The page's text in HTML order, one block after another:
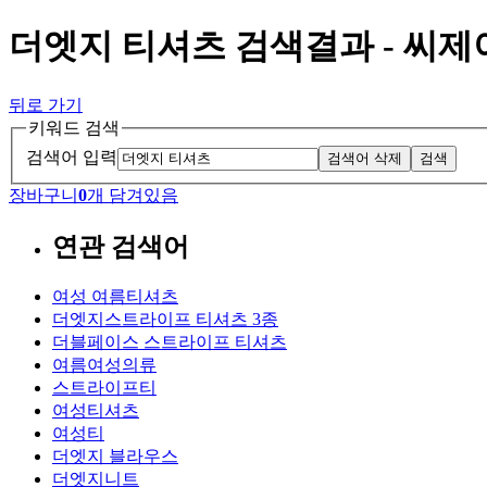
더엣지 티셔츠 검색결과 - 씨제
뒤로 가기
키워드 검색
검색어 입력
검색어 삭제 검색
장바구니 0개 담겨있음
연관 검색어
여성 여름티셔츠
더엣지스트라이프 티셔츠 3종
더블페이스 스트라이프 티셔츠
여름여성의류
스트라이프티
여성티셔츠
여성티
더엣지 블라우스
더엣지니트